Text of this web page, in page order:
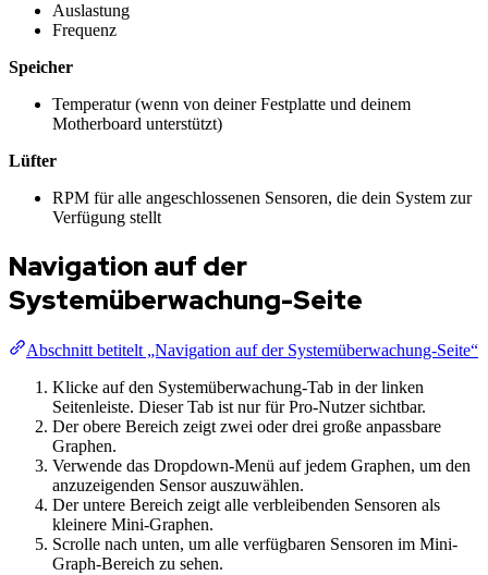
Auslastung
Frequenz
Speicher
Temperatur (wenn von deiner Festplatte und deinem
Motherboard unterstützt)
Lüfter
RPM für alle angeschlossenen Sensoren, die dein System zur
Verfügung stellt
Navigation auf der
Systemüberwachung-Seite
Abschnitt betitelt „Navigation auf der Systemüberwachung-Seite“
Klicke auf den Systemüberwachung-Tab in der linken
Seitenleiste. Dieser Tab ist nur für Pro-Nutzer sichtbar.
Der obere Bereich zeigt zwei oder drei große anpassbare
Graphen.
Verwende das Dropdown-Menü auf jedem Graphen, um den
anzuzeigenden Sensor auszuwählen.
Der untere Bereich zeigt alle verbleibenden Sensoren als
kleinere Mini-Graphen.
Scrolle nach unten, um alle verfügbaren Sensoren im Mini-
Graph-Bereich zu sehen.